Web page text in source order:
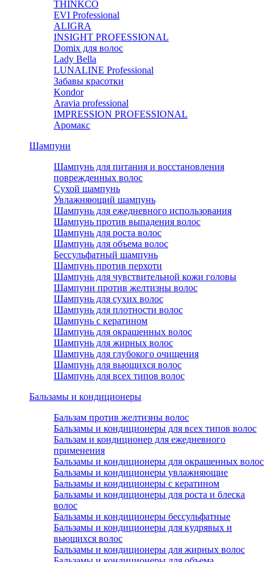
THINKCO
EVI Professional
ALIGRA
INSIGHT PROFESSIONAL
Domix для волос
Lady Bella
LUNALINE Professional
Забавы красотки
Kondor
Aravia professional
IMPRESSION PROFESSIONAL
Аромакс
Шампуни
Шампунь для питания и восстановления
поврежденных волос
Сухой шампунь
Увлажняющий шампунь
Шампунь для ежедневного использования
Шампунь против выпадения волос
Шампунь для роста волос
Шампунь для объема волос
Бессульфатный шампунь
Шампунь против перхоти
Шампунь для чувствительной кожи головы
Шампуни против желтизны волос
Шампунь для сухих волос
Шампунь для плотности волос
Шампунь с кератином
Шампунь для окрашенных волос
Шампунь для жирных волос
Шампунь для глубокого очищения
Шампунь для вьющихся волос
Шампунь для всех типов волос
Бальзамы и кондиционеры
Бальзам против желтизны волос
Бальзамы и кондиционеры для всех типов волос
Бальзам и кондиционер для ежедневного
применения
Бальзамы и кондиционеры для окрашенных волос
Бальзамы и кондиционеры увлажняющие
Бальзамы и кондиционеры с кератином
Бальзамы и кондиционеры для роста и блеска
волос
Бальзамы и кондиционеры бессульфатные
Бальзамы и кондиционеры для кудрявых и
вьющихся волос
Бальзамы и кондиционеры для жирных волос